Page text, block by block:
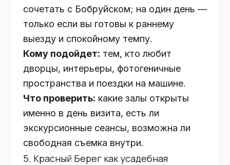
сочетать с Бобруйском; на один день —
только если вы готовы к раннему
выезду и спокойному темпу.
Кому подойдет: тем, кто любит
дворцы, интерьеры, фотогеничные
пространства и поездки на машине.
Что проверить: какие залы открыты
именно в день визита, есть ли
экскурсионные сеансы, возможна ли
свободная съемка внутри.
5. Красный Берег как усадебная